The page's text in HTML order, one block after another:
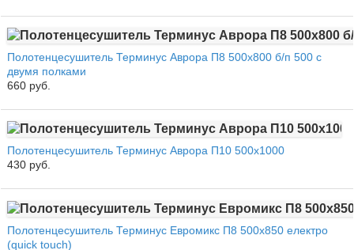
Полотенцесушитель Терминус Аврора П8 500х800 б/п 500 с
двумя полками
660 руб.
Полотенцесушитель Терминус Аврора П10 500х1000
430 руб.
Полотенцесушитель Терминус Евромикс П8 500х850 електро
(quick touch)